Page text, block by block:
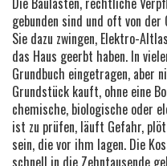
gebunden sind und oft von
Sie dazu zwingen, Elektro-
das Haus geerbt haben. In
Grundbuch eingetragen, aber
Grundstück kauft, ohne eine
chemische, biologische oder
ist zu prüfen, läuft Gefahr,
sein, die vor ihm lagen. Die
schnell in die Zehntausende